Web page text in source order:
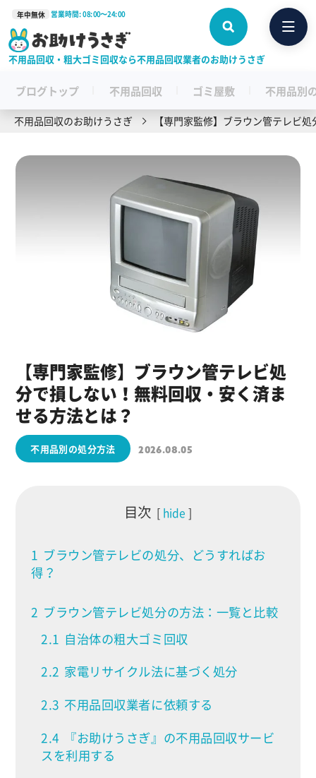
年中無休 営業時間: 08:00〜24:00
不用品回収・粗大ゴミ回収なら不用品回収業者のお助けうさぎ
ブログトップ 不用品回収 ゴミ屋敷 不用品別
不用品回収のお助けうさぎ 【専門家監修】ブラウン管テレビ
【専門家監修】ブラウン管テレビ処
分で損しない！無料回収・安く済ま
せる方法とは？
不用品別の処分方法 2026.08.05
目次 hide
1 ブラウン管テレビの処分、どうすればお
得？
2 ブラウン管テレビ処分の方法：一覧と比較
2.1 自治体の粗大ゴミ回収
2.2 家電リサイクル法に基づく処分
2.3 不用品回収業者に依頼する
2.4
『お助けうさぎ』の不用品回収サービ
スを利用する